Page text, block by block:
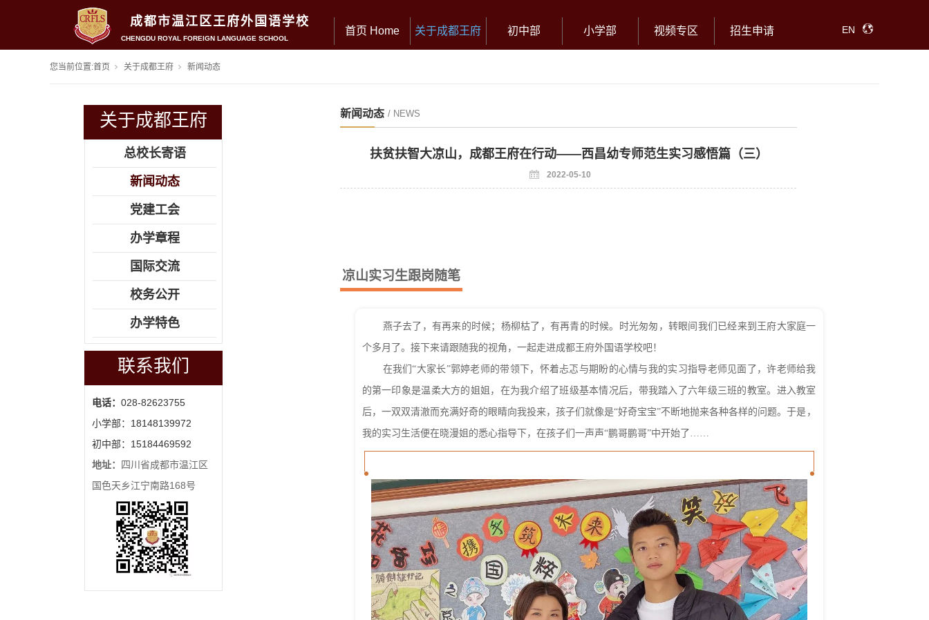
成都市温江区王府外国语学校
CHENGDU ROYAL FOREIGN LANGUAGE SCHOOL
首页 Home 关于成都王府 初中部 小学部 视频专区 招生申请 EN
您当前位置:首页 关于成都王府 新闻动态
关于成都王府
总校长寄语
新闻动态
党建工会
办学章程
国际交流
校务公开
办学特色
联系我们
电话： 028-82623755
小学部：18148139972
初中部：15184469592
地址：
四川省成都市温江区
国色天乡江宁南路168号
新闻动态 / NEWS
扶贫扶智大凉山，成都王府在行动——西昌幼专师范生实习感悟篇（三）
2022-05-10
凉山实习生跟岗随笔
燕子去了，有再来的时候；杨柳枯了，有再青的时候。时光匆匆，转眼间我们已经来到王府大家庭一
个多月了。接下来请跟随我的视角，一起走进成都王府外国语学校吧！
在我们“大家长”郭婷老师的带领下，怀着忐忑与期盼的心情与我的实习指导老师见面了，许老师给我
的第一印象是温柔大方的姐姐，在为我介绍了班级基本情况后，带我踏入了六年级三班的教室。进入教室
后，一双双清澈而充满好奇的眼睛向我投来，孩子们就像是“好奇宝宝”不断地抛来各种各样的问题。于是，
我的实习生活便在晓漫姐的悉心指导下，在孩子们一声声“鹏哥鹏哥”中开始了……